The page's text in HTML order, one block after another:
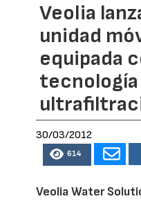
Veolia
unidad
equipada
tecnología
30/03/2012
614
Veolia Water